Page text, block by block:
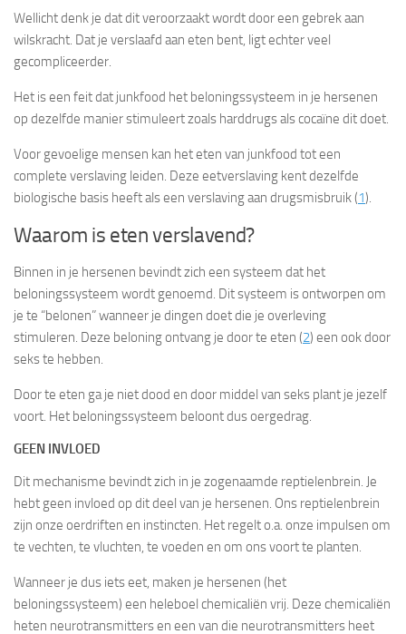
Wellicht denk je dat dit veroorzaakt wordt door een gebrek aan
wilskracht. Dat je verslaafd aan eten bent, ligt echter veel
gecompliceerder.
Het is een feit dat junkfood het beloningssysteem in je hersenen
op dezelfde manier stimuleert zoals harddrugs als cocaïne dit doet.
Voor gevoelige mensen kan het eten van junkfood tot een
complete verslaving leiden. Deze eetverslaving kent dezelfde
biologische basis heeft als een verslaving aan drugsmisbruik (1).
Waarom is eten verslavend?
Binnen in je hersenen bevindt zich een systeem dat het
beloningssysteem wordt genoemd. Dit systeem is ontworpen om
je te “belonen” wanneer je dingen doet die je overleving
stimuleren. Deze beloning ontvang je door te eten (2) een ook door
seks te hebben.
Door te eten ga je niet dood en door middel van seks plant je jezelf
voort. Het beloningssysteem beloont dus oergedrag.
GEEN INVLOED
Dit mechanisme bevindt zich in je zogenaamde reptielenbrein. Je
hebt geen invloed op dit deel van je hersenen. Ons reptielenbrein
zijn onze oerdriften en instincten. Het regelt o.a. onze impulsen om
te vechten, te vluchten, te voeden en om ons voort te planten.
Wanneer je dus iets eet, maken je hersenen (het
beloningssysteem) een heleboel chemicaliën vrij. Deze chemicaliën
heten neurotransmitters en een van die neurotransmitters heet